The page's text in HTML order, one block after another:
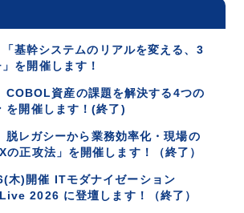
基幹システムのリアルを変える、3
を開催します！
資産の課題を解決する4つの
を開催します！(終了)
レガシーから業務効率化・現場の
の正攻法」を開催します！（終了）
木)開催 ITモダナイゼーション
2026 に登壇します！（終了）